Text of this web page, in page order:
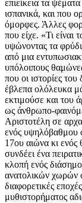
επιείκεια τα
ισπανικά, και που
όμορφες. Άλλες
που είχε. «Τι
υψώνοντας τα
από μια
υπόλοιπους
που οι ιστορίες
έβλεπα ολόλευκα
εκτιμούσε και του
ως άνθρωπο-
Αριστοτέλη σε
ενός υψηλόβαθμου
17ου αιώνα κι
συνδέει ένα
κλοπή ενός
ανατολικών χωρών
διαφορετικές
μυθιστορήματος